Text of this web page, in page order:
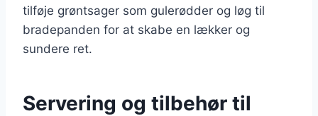
tilføje grøntsager som gulerødder og løg til
bradepanden for at skabe en lækker og
sundere ret.
Servering og tilbehør til